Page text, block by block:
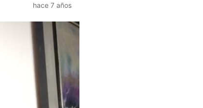
hace 7 años